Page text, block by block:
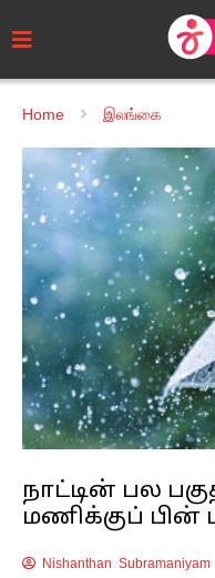
Home இலங்கை
நாட்டின் பல
மணிக்குப் பின்
Nishanthan Subramaniyam